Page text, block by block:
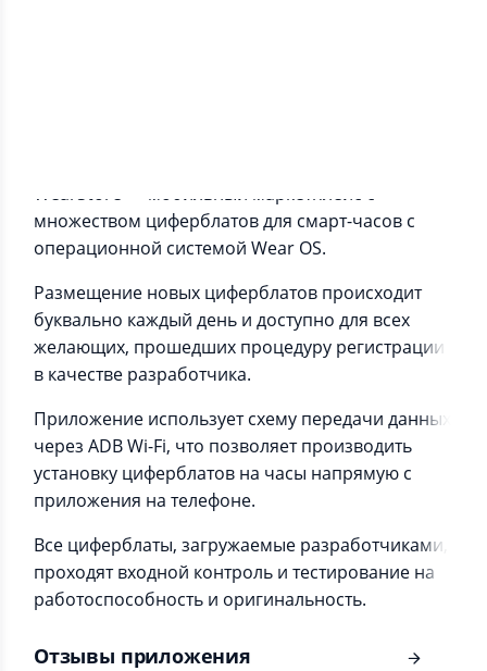
WearStore — мобильный маркетплейс с
множеством циферблатов для смарт-часов с
операционной системой Wear OS.
Размещение новых циферблатов происходит
буквально каждый день и доступно для всех
желающих, прошедших процедуру регистрации
в качестве разработчика.
Приложение использует схему передачи данных
через ADB Wi-Fi, что позволяет производить
установку циферблатов на часы напрямую с
приложения на телефоне.
Все циферблаты, загружаемые разработчиками,
проходят входной контроль и тестирование на
работоспособность и оригинальность.
Отзывы приложения